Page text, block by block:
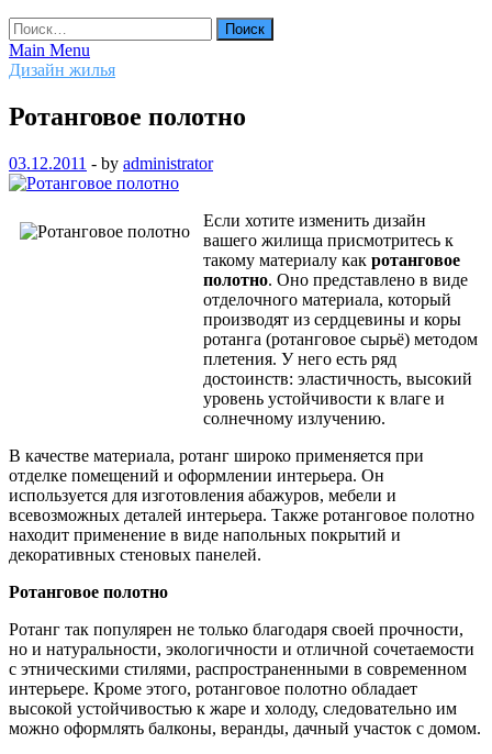
Найти:
Main Menu
Дизайн жилья
Ротанговое полотно
03.12.2011 - by administrator
Если хотите изменить дизайн
вашего жилища присмотритесь к
такому материалу как ротанговое
полотно. Оно представлено в виде
отделочного материала, который
производят из сердцевины и коры
ротанга (ротанговое сырьё) методом
плетения. У него есть ряд
достоинств: эластичность, высокий
уровень устойчивости к влаге и
солнечному излучению.
В качестве материала, ротанг широко применяется при
отделке помещений и оформлении интерьера. Он
используется для изготовления абажуров, мебели и
всевозможных деталей интерьера. Также ротанговое полотно
находит применение в виде напольных покрытий и
декоративных стеновых панелей.
Ротанговое полотно
Ротанг так популярен не только благодаря своей прочности,
но и натуральности, экологичности и отличной сочетаемости
с этническими стилями, распространенными в современном
интерьере. Кроме этого, ротанговое полотно обладает
высокой устойчивостью к жаре и холоду, следовательно им
можно оформлять балконы, веранды, дачный участок с домом.